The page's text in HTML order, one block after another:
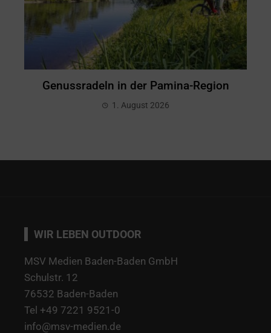
Genussradeln in der Pamina-Region
1. August 2026
WIR LEBEN OUTDOOR
MSV Medien Baden-Baden GmbH
Schulstr. 12
76532 Baden-Baden
Tel +49 7221 9521-0
info@msv-medien.de